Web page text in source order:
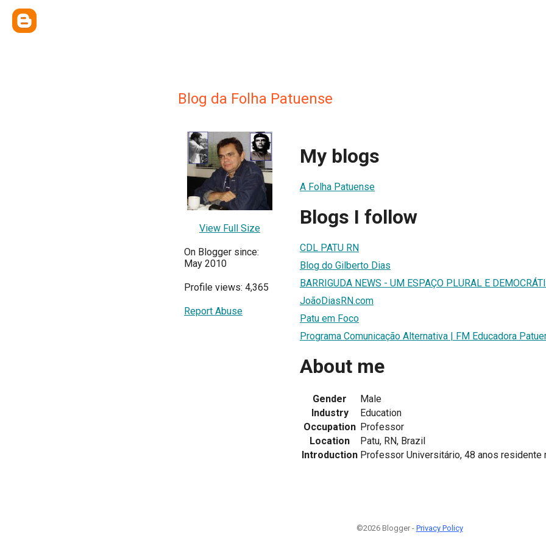
Blog da Folha Patuense
View Full Size
On Blogger since:
May 2010
Profile views: 4,365
Report Abuse
My blogs
A Folha Patuense
Blogs I follow
CDL PATU RN
Blog do Gilberto Dias
BARRIGUDA NEWS - UM ESPAÇO PLURAL E
JoãoDiasRN.com
Patu em Foco
Programa Comunicação Alternativa | FM Educadora
About me
Gender
Male
Industry
Education
Occupation Professor
Location
Patu, RN, Brazil
Introduction Professor Universitário, 48 anos residente
©2026 Blogger - Privacy Policy